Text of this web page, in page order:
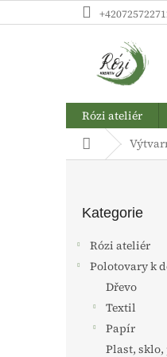
na
Rózi ateliér
Domů
kategorie
Kategorie
Rózi ateliér
Polotovary k
Dřevo
Textil
Papír
Plast,